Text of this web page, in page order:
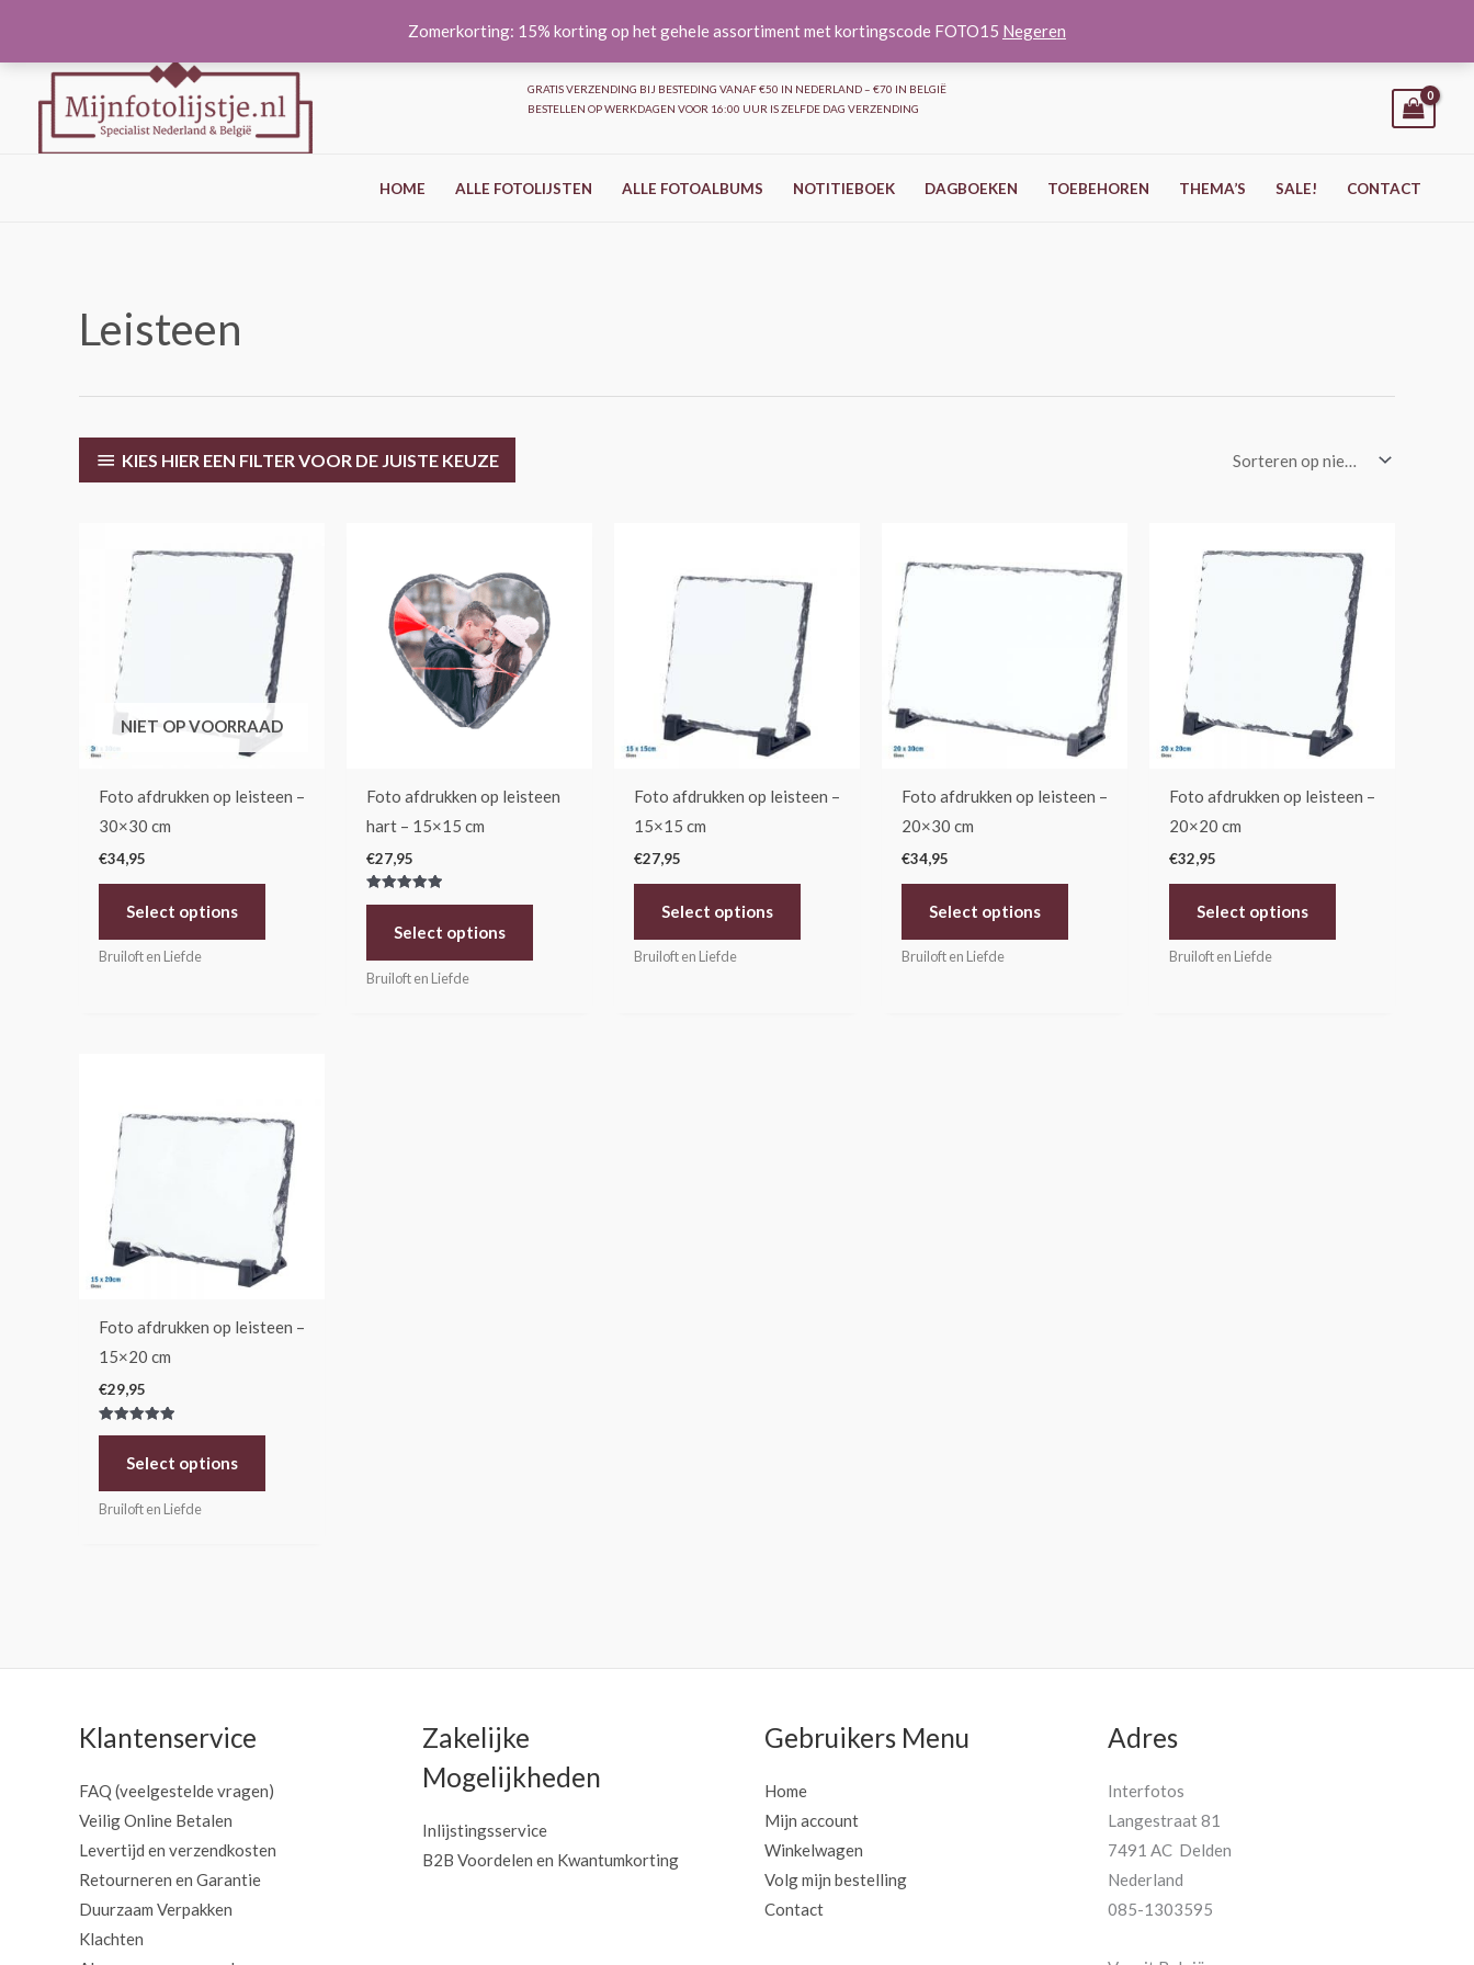
Zomerkorting: 15% korting op het gehele assortiment met kortingscode FOTO15 Negeren
inhoud
GRATIS VERZENDING BIJ BESTEDING VANAF €50 IN NEDERLAND – €70 IN BELGIË
BESTELLEN OP WERKDAGEN VOOR 16:00 UUR IS ZELFDE DAG VERZENDING
HOME ALLE FOTOLIJSTEN ALLE FOTOALBUMS NOTITIEBOEK DAGBOEKEN TOEBEHOREN THEMA’S SALE! CONTACT
Leisteen
KIES HIER EEN FILTER VOOR DE JUISTE KEUZE
NIET OP VOORRAAD
Foto afdrukken op leisteen –
30×30 cm
€34,95
Select options
product
heeft
meerdere
variaties.
Deze
kan
worden
productpagina
Bruiloft en Liefde
Foto afdrukken op leisteen
hart – 15×15 cm
€27,95
Gewaardeerd
Select options
heeft
meerdere
variaties.
worden
Bruiloft en Liefde
Foto afdrukken op leisteen –
15×15 cm
€27,95
Select options
heeft
meerdere
variaties.
Deze
kan
worden
Bruiloft en Liefde
Foto afdrukken op leisteen –
20×30 cm
€34,95
Select options
product
meerdere
variaties.
Deze
optie
kan
worden
Bruiloft en Liefde
Foto afdrukken op leisteen –
20×20 cm
€32,95
Select options
product
heeft
meerdere
variaties.
Deze
optie
kan
worden
Bruiloft en Liefde
Foto afdrukken op leisteen –
15×20 cm
€29,95
Gewaardeerd
Select options
heeft
meerdere
variaties.
Deze
optie
kan
worden
Bruiloft en Liefde
Klantenservice
FAQ (veelgestelde vragen)
Veilig Online Betalen
Levertijd en verzendkosten
Retourneren en Garantie
Duurzaam Verpakken
Klachten
Zakelijke
Mogelijkheden
Inlijstingsservice
B2B Voordelen en Kwantumkorting
Gebruikers Menu
Home
Mijn account
Winkelwagen
Volg mijn bestelling
Contact
Adres
Interfotos
Langestraat 81
7491 AC Delden
Nederland
085-1303595